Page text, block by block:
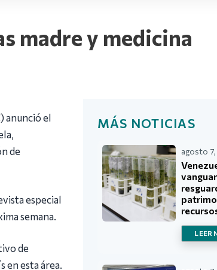
madre y medicina
anunció el
de
especial
semana.
de
en esta área.
MÁS NOTICIAS
agosto
LEER